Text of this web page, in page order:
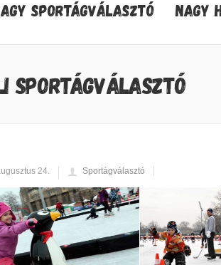
SPORTÁGVÁLASZTÓ NAGY
SPORTÁGVÁLASZTÓ
24. Sportágválasztó